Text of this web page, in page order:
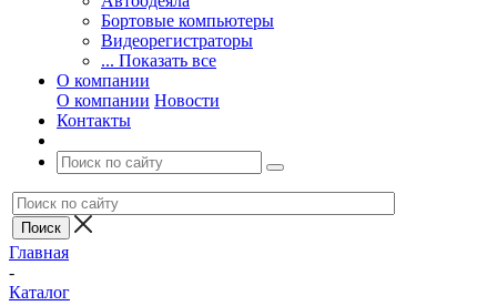
Бортовые компьютеры
Видеорегистраторы
... Показать все
О компании
О компании Новости
Контакты
Главная
-
Каталог